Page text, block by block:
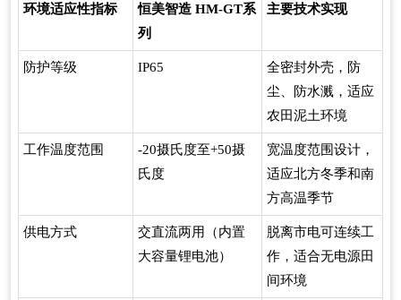
环境适应性指标
恒美智造 HM-GT系
列
主要技术实现
防护等级 IP65
全密封外壳，防
尘、防水溅，适应
农田泥土环境
工作温度范围
-20摄氏度至+50摄
氏度
宽温度范围设计，
适应北方冬季和南
方高温季节
供电方式
交直流两用（内置
大容量锂电池）
脱离市电可连续工
作，适合无电源田
间环境